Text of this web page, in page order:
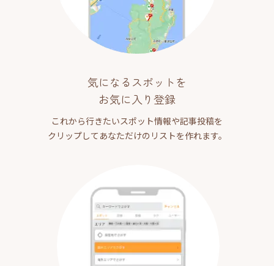
気になるスポットを
お気に入り登録
これから行きたいスポット情報や記事投稿を
クリップしてあなただけのリストを作れます。